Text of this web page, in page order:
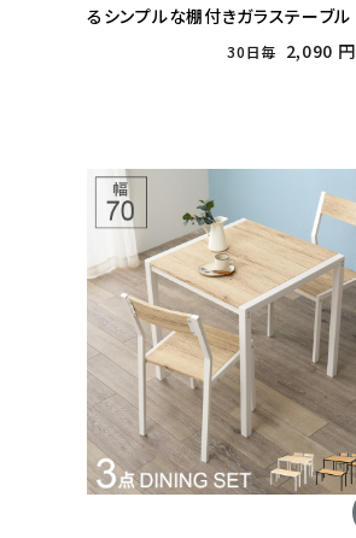
るシンプルな棚付きガラステーブル
30日毎 2,090 円